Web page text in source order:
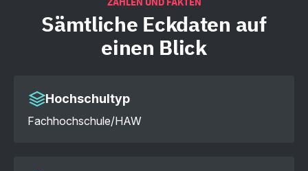
Sämtliche Eckdaten auf
einen Blick
Hochschultyp
Fachhochschule/HAW